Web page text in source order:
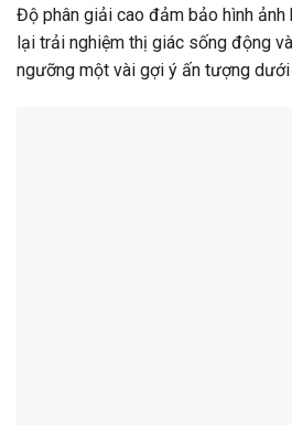
Độ phân giải cao đảm bảo hình ảnh
lại trải nghiệm thị giác sống động
ngưỡng một vài gợi ý ấn tượng dưới